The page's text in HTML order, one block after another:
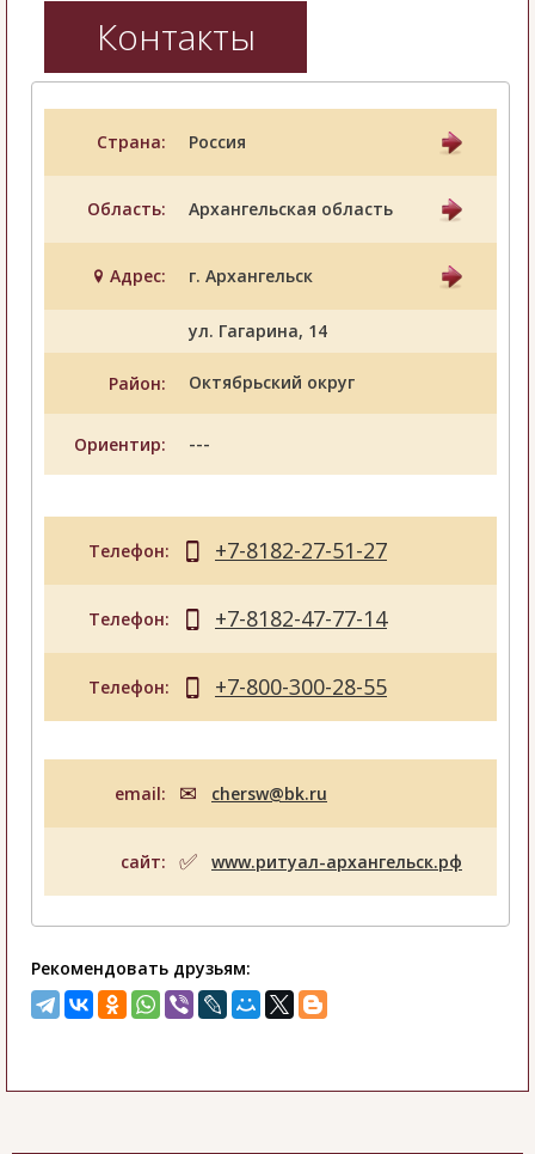
Контакты
Страна: Россия
Область: Архангельская область
Адрес: г. Архангельск
ул. Гагарина, 14
Район: Октябрьский округ
Ориентир: ---
Телефон: +7-8182-27-51-27
Телефон: +7-8182-47-77-14
Телефон: +7-800-300-28-55
email: chersw@bk.ru
сайт: www.ритуал-архангельск.рф
Рекомендовать друзьям: